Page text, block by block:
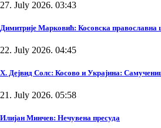
27. July 2026. 03:43
Димитрије Марковић: Косовска православна
22. July 2026. 04:45
Х. Дејвид Солс: Косово и Украјина:
21. July 2026. 05:58
Илијан Минчев: Нечувена пресуда